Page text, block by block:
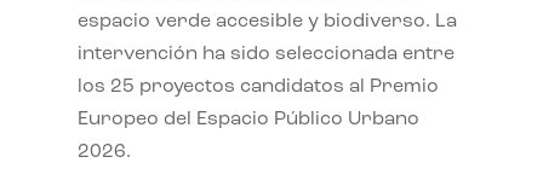
espacio verde accesible y biodiverso. La
intervención ha sido seleccionada entre
los 25 proyectos candidatos al Premio
Europeo del Espacio Público Urbano
2026.